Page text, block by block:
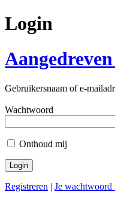
Login
Gebruikersnaam of e-
Wachtwoord
Onthoud mij
Registreren | Je wachtwoord